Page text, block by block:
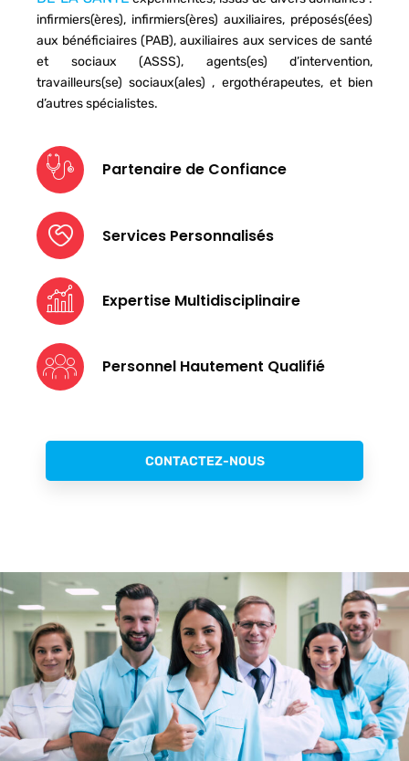
infirmiers(ères), infirmiers(ères) auxiliaires, préposés(ées)
aux bénéficiaires (PAB), auxiliaires aux services de santé
et sociaux (ASSS), agents(es) d’intervention,
travailleurs(se) sociaux(ales) , ergothérapeutes, et bien
d’autres spécialistes.
Partenaire de Confiance
Services Personnalisés
Expertise Multidisciplinaire
Personnel Hautement Qualifié
CONTACTEZ-NOUS